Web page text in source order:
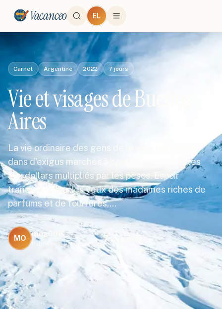
Vacanceo EL
Carnet Argentine 2022 7 jours
Vie et visages de Buenos
Aires
La vie ordinaire des gens de la ville, cantonnés
dans d'exigus marchés à courtiser les touristes
aux dollars multipliés par les pesos. Espoir
tranquille dans les yeux des madames riches de
parfums et de fourrures,…
MO
mog008
11 octobre 2022
7 jours 5